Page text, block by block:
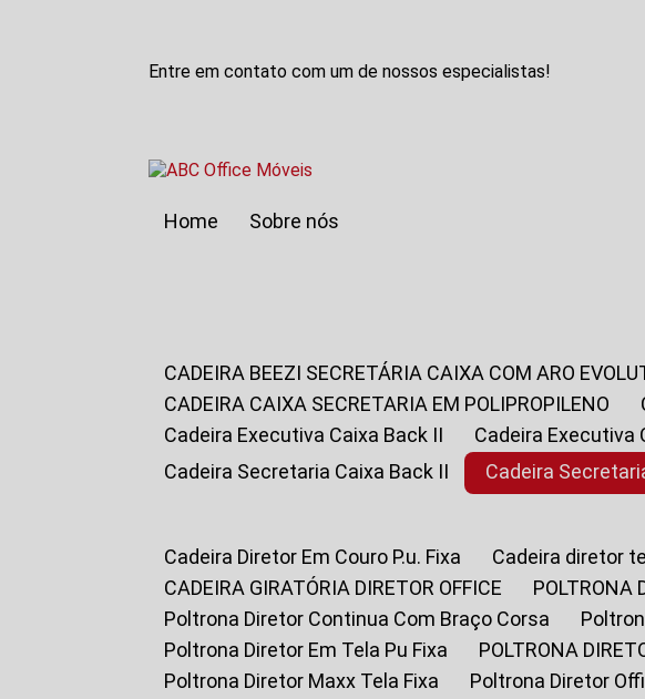
Entre em contato com um de nossos especialistas!
Home
Sobre nós
CADEIRA BEEZI SECRETÁRIA CAIXA COM ARO
CADEIRA CAIXA SECRETARIA EM POLIPROPILENO
Cadeira Executiva Caixa Back II
Cadeira
Cadeira Secretaria Caixa Back II
Cadeira
Cadeira Diretor Em Couro P.u. Fixa
Cadeira diretor
CADEIRA GIRATÓRIA DIRETOR OFFICE
Poltrona Diretor Continua Com Braço Corsa
Poltrona Diretor Em Tela Pu Fixa
POLTRONA
Poltrona Diretor Maxx Tela Fixa
Poltrona Diretor